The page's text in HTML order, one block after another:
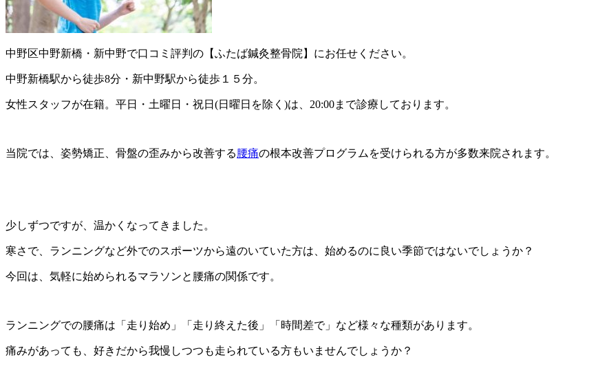
中野区中野新橋・新中野で口コミ評判の【ふたば鍼灸整骨院】にお任せください。
中野新橋駅から徒歩8分・新中野駅から徒歩１５分。
女性スタッフが在籍。平日・土曜日・祝日(日曜日を除く)は、20:00まで診療しております。
当院では、姿勢矯正、骨盤の歪みから改善する腰痛の根本改善プログラムを受けられる方が多数来院されます。
少しずつですが、温かくなってきました。
寒さで、ランニングなど外でのスポーツから遠のいていた方は、始めるのに良い季節ではないでしょうか？
今回は、気軽に始められるマラソンと腰痛の関係です。
ランニングでの腰痛は「走り始め」「走り終えた後」「時間差で」など様々な種類があります。
痛みがあっても、好きだから我慢しつつも走られている方もいませんでしょうか？